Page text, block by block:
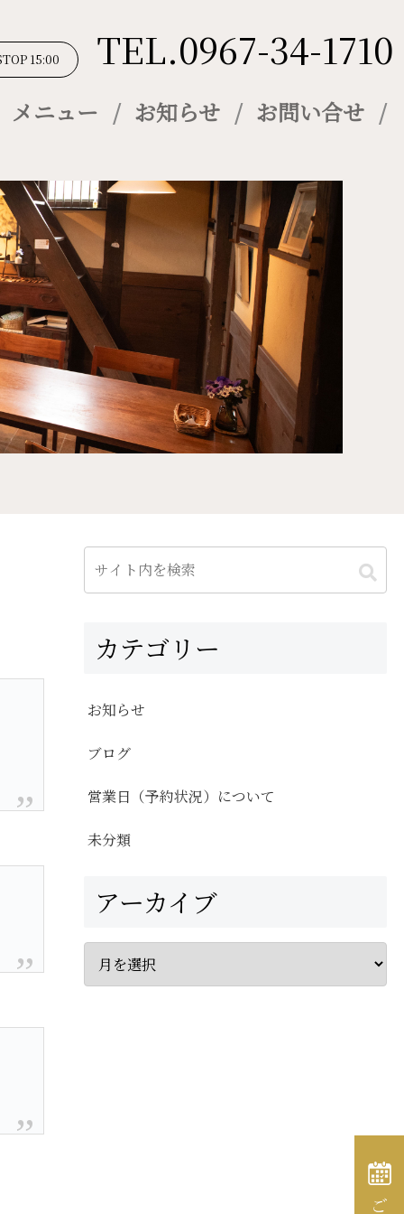
15:00 TEL.0967-34-1710
メニュー お知らせ お問い合せ
カテゴリー
お知らせ
ブログ
営業日（予約状況）について
未分類
アーカイブ